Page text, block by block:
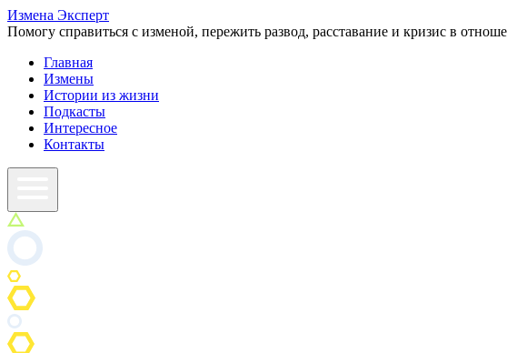
Измена Эксперт
Помогу справиться с изменой, пережить развод, расставание и кризис в
Главная
Измены
Истории из жизни
Подкасты
Интересное
Контакты